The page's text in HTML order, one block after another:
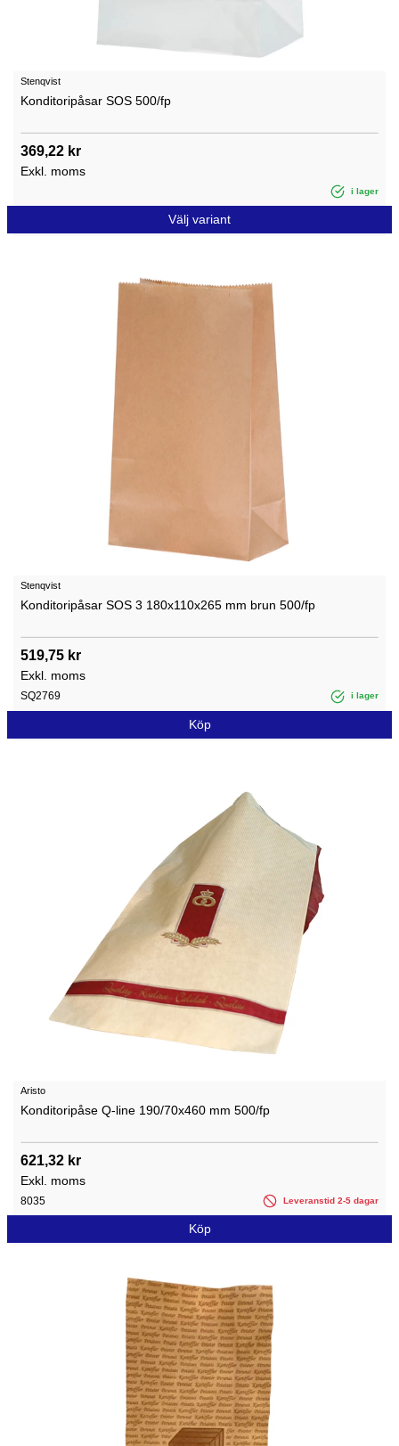
Stenqvist
Konditoripåsar SOS 500/fp
369,22 kr
Exkl. moms
i lager
Välj variant
Stenqvist
Konditoripåsar SOS 3 180x110x265 mm brun 500/fp
519,75 kr
Exkl. moms
SQ2769 i lager
Köp
Aristo
Konditoripåse Q-line 190/70x460 mm 500/fp
621,32 kr
Exkl. moms
8035 Leveranstid 2-5 dagar
Köp